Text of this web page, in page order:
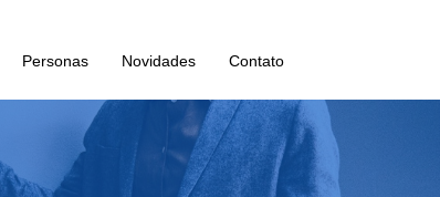
Personas Novidades Contato